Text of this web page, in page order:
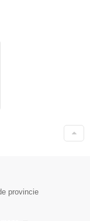
provincie